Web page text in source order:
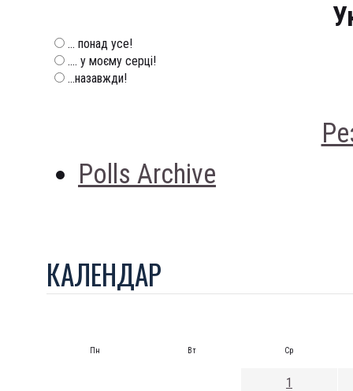
... понад усе!
.... у моєму серці!
...назавжди!
Polls Archive
КАЛЕНДАР
Пн Вт Ср
1